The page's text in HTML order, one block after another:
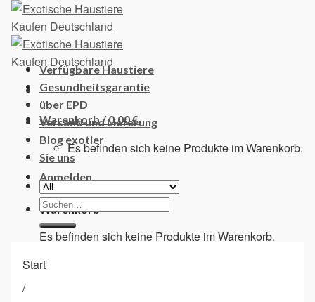
Skip
content
Warenkorb /0,00€
Es befinden sich keine Produkte im Warenkorb.
Anmelden
Warenkorb
Es befinden sich keine Produkte im Warenkorb.
Verfügbare Haustiere
Gesundheitsgarantie
über EPD
Versand und Lieferung
Blog exotier
Sie uns
Suchen
nach:
Start
/